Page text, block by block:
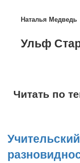
Наталья Медведь
​Ульф
Читать по